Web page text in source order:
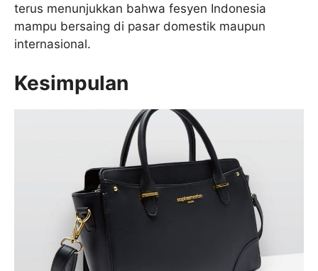
terus menunjukkan bahwa fesyen Indonesia
mampu bersaing di pasar domestik maupun
internasional.
Kesimpulan